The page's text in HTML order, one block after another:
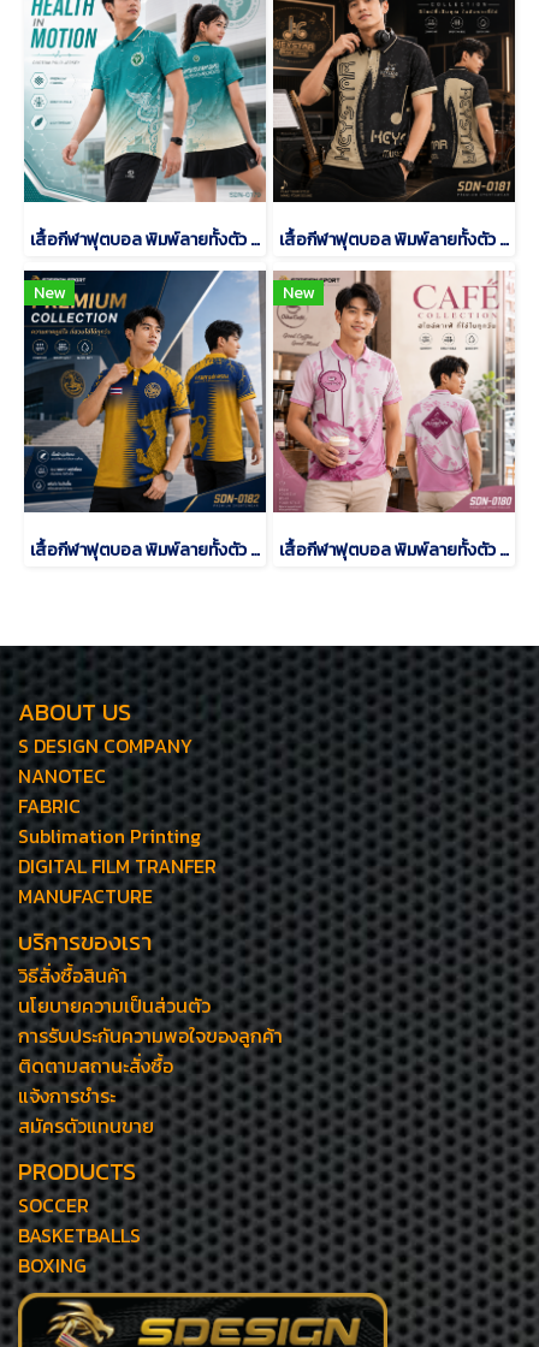
เสื้อกีฬาฟุตบอล พิมพ์ลายทั้งตัว เนื้อผ้า "นาโนเทค" SDN-0179 เสื้อกีฬาฟุตบอล พิมพ์ลายทั้งตัว เนื้อผ้า "นาโนเทค" SDN-0181
New
เสื้อกีฬาฟุตบอล พิมพ์ลายทั้งตัว เนื้อผ้า "นาโนเทค" SDN-0182
New
เสื้อกีฬาฟุตบอล พิมพ์ลายทั้งตัว เนื้อผ้า "นาโนเทค" SDN-0180
ABOUT US
S DESIGN COMPANY
NANOTEC
FABRIC
Sublimation Printing
DIGITAL FILM TRANFER
MANUFACTURE
บริการของเรา
วิธีสั่งซื้อสินค้า
นโยบายความเป็นส่วนตัว
การรับประกันความพอใจของลูกค้า
ติดตามสถานะสั่งซื้อ
แจ้งการชำระ
สมัครตัวแทนขาย
PRODUCTS
SOCCER
BASKETBALLS
BOXING